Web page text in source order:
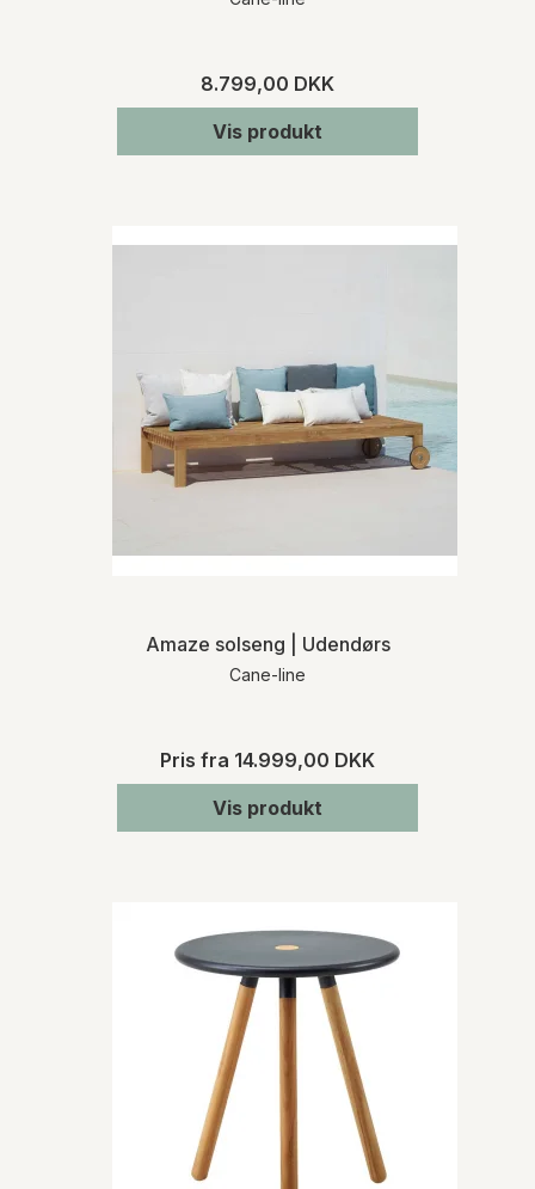
8.799,00 DKK
Vis produkt
Amaze solseng | Udendørs
Cane-line
Pris fra 14.999,00 DKK
Vis produkt